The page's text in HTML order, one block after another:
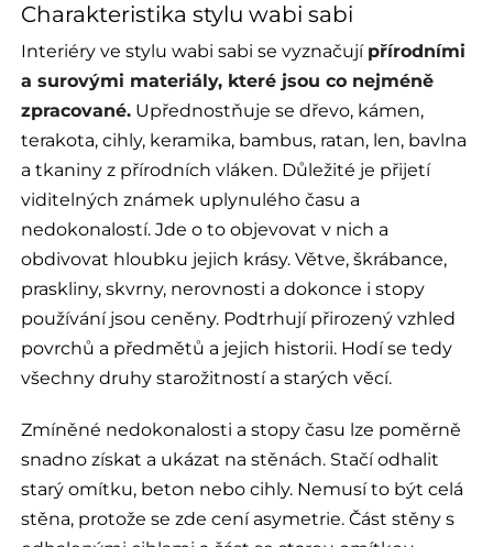
Charakteristika stylu wabi sabi
Interiéry ve stylu wabi sabi se vyznačují přírodními
a surovými materiály, které jsou co nejméně
zpracované. Upřednostňuje se dřevo, kámen,
terakota, cihly, keramika, bambus, ratan, len, bavlna
a tkaniny z přírodních vláken. Důležité je přijetí
viditelných známek uplynulého času a
nedokonalostí. Jde o to objevovat v nich a
obdivovat hloubku jejich krásy. Větve, škrábance,
praskliny, skvrny, nerovnosti a dokonce i stopy
používání jsou ceněny. Podtrhují přirozený vzhled
povrchů a předmětů a jejich historii. Hodí se tedy
všechny druhy starožitností a starých věcí.
Zmíněné nedokonalosti a stopy času lze poměrně
snadno získat a ukázat na stěnách. Stačí odhalit
starý omítku, beton nebo cihly. Nemusí to být celá
stěna, protože se zde cení asymetrie. Část stěny s